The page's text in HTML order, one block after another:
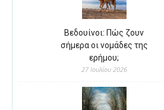
Βεδουίνοι: Πώς ζουν
σήμερα οι νομάδες της
ερήμου;
27 Ιουλίου 2026